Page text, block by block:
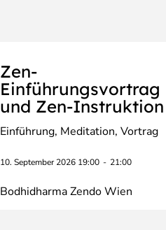
Zen-
Einführungsvortrag
und Zen-Instruktion
Einführung Meditation Vortrag
10. September 2026 19:00 - 21:00
Bodhidharma Zendo Wien